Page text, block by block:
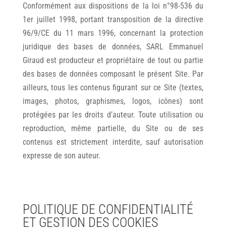
Conformément aux dispositions de la loi n°98-536 du
1er juillet 1998, portant transposition de la directive
96/9/CE du 11 mars 1996, concernant la protection
juridique des bases de données, SARL Emmanuel
Giraud est producteur et propriétaire de tout ou partie
des bases de données composant le présent Site. Par
ailleurs, tous les contenus figurant sur ce Site (textes,
images, photos, graphismes, logos, icônes) sont
protégées par les droits d’auteur. Toute utilisation ou
reproduction, même partielle, du Site ou de ses
contenus est strictement interdite, sauf autorisation
expresse de son auteur.
POLITIQUE DE CONFIDENTIALITÉ
ET GESTION DES COOKIES